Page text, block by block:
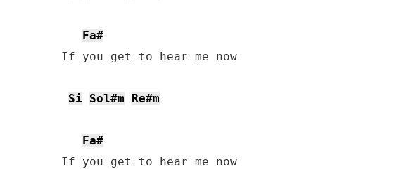
Fa#
If you get to hear me now
Si Sol#m Re#m
Fa#
If you get to hear me now